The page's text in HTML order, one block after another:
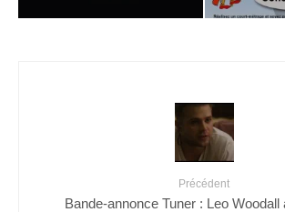
Précédent
Bande-annonce Tuner : Leo Woodall